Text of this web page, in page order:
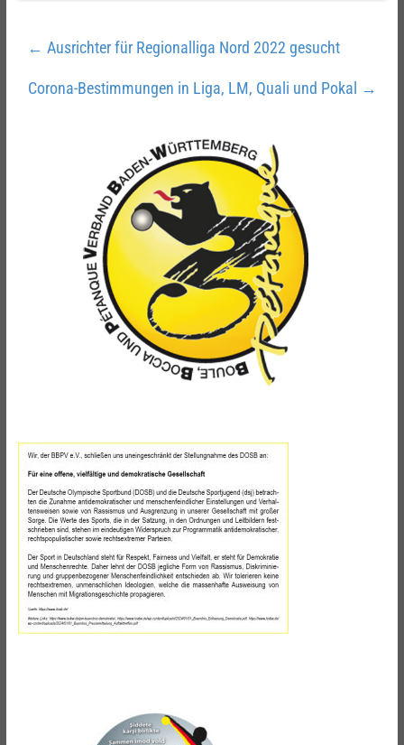
← Ausrichter für Regionalliga Nord 2022 gesucht
Corona-Bestimmungen in Liga, LM, Quali und Pokal →